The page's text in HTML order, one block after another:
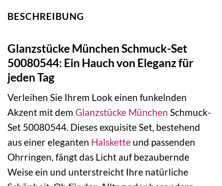
BESCHREIBUNG
Glanzstücke München Schmuck-Set
50080544: Ein Hauch von Eleganz für
jeden Tag
Verleihen Sie Ihrem Look einen funkelnden
Akzent mit dem Glanzstücke München Schmuck-
Set 50080544. Dieses exquisite Set, bestehend
aus einer eleganten Halskette und passenden
Ohrringen, fängt das Licht auf bezaubernde
Weise ein und unterstreicht Ihre natürliche